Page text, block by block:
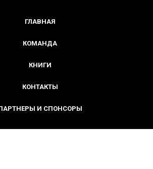
ГЛАВНАЯ
КОМАНДА
КНИГИ
КОНТАКТЫ
И СПОНСОРЫ